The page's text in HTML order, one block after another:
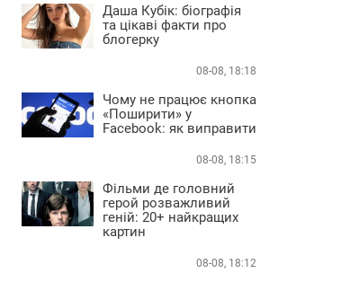
Даша Кубік: біографія
та цікаві факти про
блогерку
08-08, 18:18
Чому не працює кнопка
«Поширити» у
Facebook: як виправити
08-08, 18:15
Фільми де головний
герой розважливий
геній: 20+ найкращих
картин
08-08, 18:12